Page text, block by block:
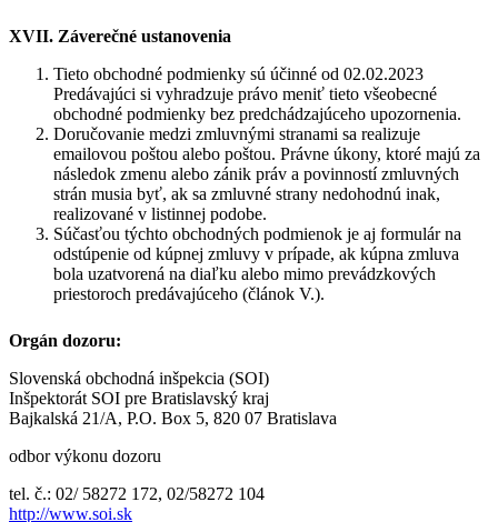
XVII. Záverečné ustanovenia
Tieto obchodné podmienky sú účinné od 02.02.2023
Predávajúci si vyhradzuje právo meniť tieto všeobecné
obchodné podmienky bez predchádzajúceho upozornenia.
Doručovanie medzi zmluvnými stranami sa realizuje
emailovou poštou alebo poštou. Právne úkony, ktoré majú za
následok zmenu alebo zánik práv a povinností zmluvných
strán musia byť, ak sa zmluvné strany nedohodnú inak,
realizované v listinnej podobe.
Súčasťou týchto obchodných podmienok je aj formulár na
odstúpenie od kúpnej zmluvy v prípade, ak kúpna zmluva
bola uzatvorená na diaľku alebo mimo prevádzkových
priestoroch predávajúceho (článok V.).
Orgán dozoru:
Slovenská obchodná inšpekcia (SOI)
Inšpektorát SOI pre Bratislavský kraj
Bajkalská 21/A, P.O. Box 5, 820 07 Bratislava
odbor výkonu dozoru
tel. č.: 02/ 58272 172, 02/58272 104
http://www.soi.sk